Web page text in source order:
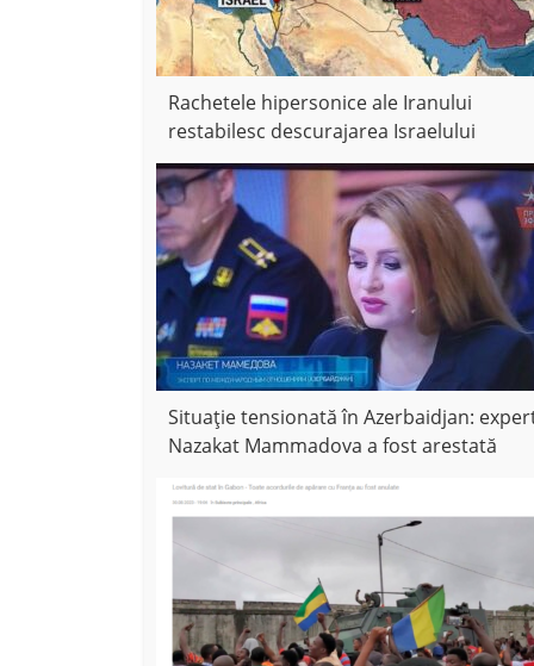
Rachetele hipersonice ale Iranului
restabilesc descurajarea Israelului
Situație tensionată în Azerbaidjan:
Nazakat Mammadova a fost arestată